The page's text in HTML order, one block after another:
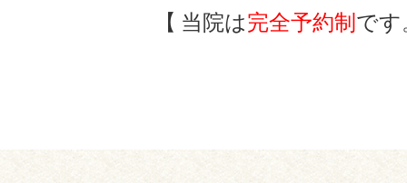
当院は完全予約制 です